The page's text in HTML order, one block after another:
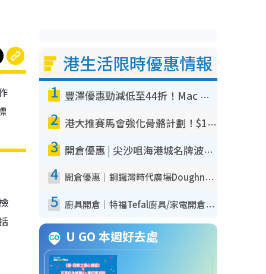
港生活限時優惠情報
1 豐澤優惠勁減低至44折！Mac mini/iPhone17Pro大減價！廚房家電$220起
2 港大推賽馬會強化骨骼計劃！$100骨質密度X光檢查 完成免費運動訓練送超市禮券！附參加資格
3 開倉優惠 | 尖沙咀海港城名牌波鞋開倉低至1折！On鞋$899起／Joy&Peace鞋履$98起
4 開倉優惠｜銅鑼灣時代廣場Doughnut/Campo Marzio開倉低至1折！背囊、書包、手袋劈價$200起
5 廚具開倉｜特福Tefal廚具/家電開倉低至3折！$220起買平底鍋/炒鑊/湯煲！電飯煲/吸塵機/燙斗$418起
U GO 本週好去處